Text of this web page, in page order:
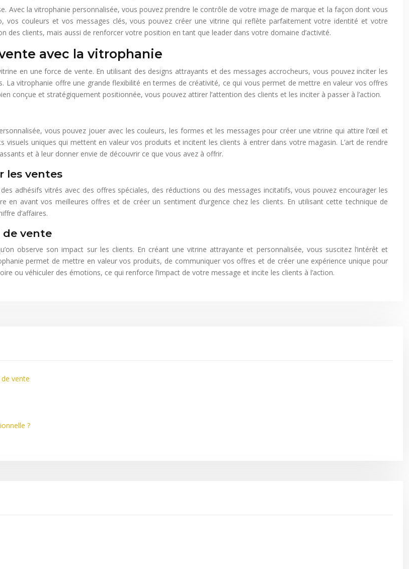
Avec la vitrophanie personnalisée, vous pouvez prendre le contrôle de votre image de marque et la façon dont vous
vos couleurs et vos messages clés, vous pouvez créer une vitrine qui reflète parfaitement votre identité et votre
des clients, mais aussi de renforcer votre position en tant que leader dans votre domaine d’activité.
avec la vitrophanie
en une force de vente. En utilisant des designs attrayants et des messages accrocheurs, vous pouvez inciter les
vitrophanie offre une grande flexibilité en termes de créativité, ce qui vous permet de mettre en valeur vos offres
conçue et stratégiquement positionnée, vous pouvez attirer l’attention des clients et les inciter à passer à l’action.
vous pouvez jouer avec les couleurs, les formes et les messages pour créer une vitrine qui attire l’œil et
visuels uniques qui mettent en valeur vos produits et incitent les clients à entrer dans votre magasin. L’art de rendre
et à leur donner envie de découvrir ce que vous avez à offrir.
les ventes
adhésifs vitrés avec des offres spéciales, des réductions ou des messages incitatifs, vous pouvez encourager les
avant vos meilleures offres et de créer un sentiment d’urgence chez les clients. En utilisant cette technique de
d’affaires.
vente
observe son impact sur les clients. En créant une vitrine attrayante et personnalisée, vous suscitez l’intérêt et
permet de mettre en valeur vos produits, de communiquer vos offres et de créer une expérience unique pour
ou véhiculer des émotions, ce qui renforce l’impact de votre message et incite les clients à l’action.
vente
?